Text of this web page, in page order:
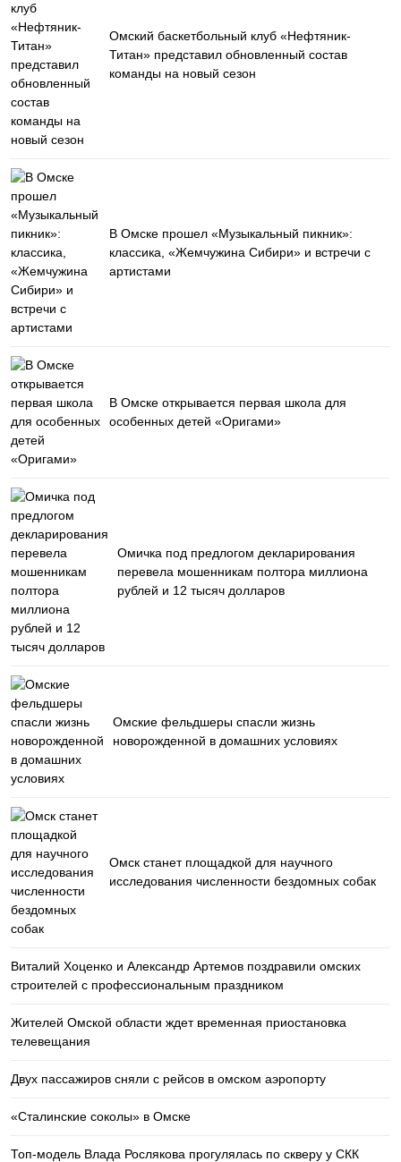
Омский баскетбольный клуб «Нефтяник-
Титан» представил обновленный состав
команды на новый сезон
В Омске прошел «Музыкальный пикник»:
классика, «Жемчужина Сибири» и встречи с
артистами
В Омске открывается первая школа для
особенных детей «Оригами»
Омичка под предлогом декларирования
перевела мошенникам полтора миллиона
рублей и 12 тысяч долларов
Омские фельдшеры спасли жизнь
новорожденной в домашних условиях
Омск станет площадкой для научного
исследования численности бездомных собак
Виталий Хоценко и Александр Артемов поздравили омских
строителей с профессиональным праздником
Жителей Омской области ждет временная приостановка
телевещания
Двух пассажиров сняли с рейсов в омском аэропорту
«Сталинские соколы» в Омске
Топ-модель Влада Рослякова прогулялась по скверу у СКК